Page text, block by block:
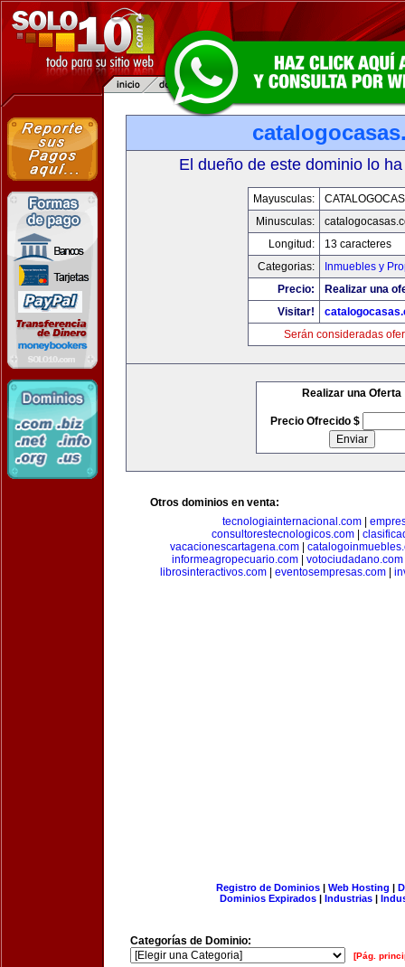
El dueño de este dominio lo
Mayusculas:
Minusculas:
Longitud:
13 caracteres
Categorias:
Inmuebles y
Precio:
Realizar una
Visitar!
Serán consideradas
Realizar una Oferta
Precio Ofrecido $
Otros dominios en venta:
tecnologiainternacional.com|
consultorestecnologicos.com
vacacionescartagena.com
informeagropecuario.com| votociudadano.com
librosinteractivos.com| eventosempresas.com|
Registro de Dominios| Web Hosting |
Dominios Expirados | Industrias |
Categorías de Dominio:
[Pág.